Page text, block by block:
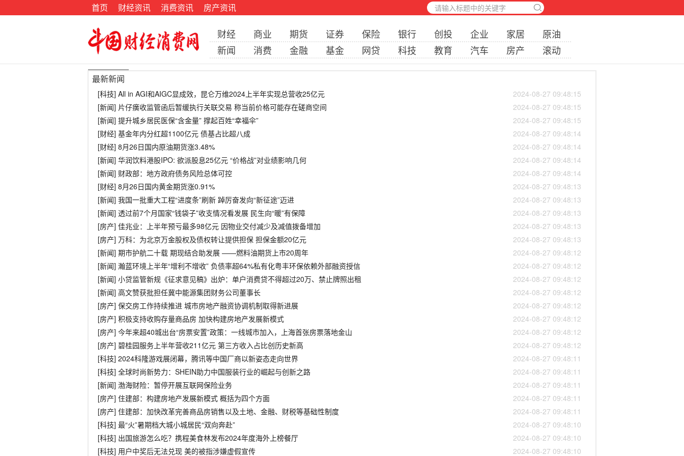
首页 财经资讯 消费资讯 房产资讯
财经 商业 期货 证券 保险 银行 创投 企业 家居
原油
新闻
消费 金融 基金 网贷 科技 教育 汽车 房产 滚动
最新新闻
[科技] All in AGI和AIGC显成效，昆仑万维2024上半年实现总营收25亿元
2024-08-27 09:48:15
[新闻] 片仔癀收监管函后暂缓执行关联交易 称当前价格可能存在磋商空间
2024-08-27 09:48:15
[新闻] 提升城乡居民医保“含金量” 撑起百姓“幸福伞”
2024-08-27 09:48:15
[财经] 基金年内分红超1100亿元 债基占比超八成
2024-08-27 09:48:14
[财经] 8月26日国内原油期货涨3.48%
2024-08-27 09:48:14
[新闻] 华润饮料港股IPO: 欲派股息25亿元 “价格战”对业绩影响几何
2024-08-27 09:48:14
[新闻] 财政部：地方政府债务风险总体可控
2024-08-27 09:48:14
[财经] 8月26日国内黄金期货涨0.91%
2024-08-27 09:48:13
[新闻] 我国一批重大工程“进度条”刷新 踔厉奋发向“新征途”迈进
2024-08-27 09:48:13
[新闻] 透过前7个月国家“钱袋子”收支情况看发展 民生向“暖”有保障
2024-08-27 09:48:13
[房产] 佳兆业：上半年预亏最多98亿元 因物业交付减少及减值拨备增加
2024-08-27 09:48:13
[房产] 万科：为北京万金股权及债权转让提供担保 担保金额20亿元
2024-08-27 09:48:13
[新闻] 期市护航二十载 期现结合助发展 ——燃料油期货上市20周年
2024-08-27 09:48:12
[新闻] 瀚蓝环境上半年“增利不增收” 负债率超64%私有化粤丰环保依赖外部融资授信
2024-08-27 09:48:12
[新闻] 小贷监管新规《征求意见稿》出炉：单户消费贷不得超过20万、禁止牌照出租
2024-08-27 09:48:12
[新闻] 高文赞获批担任冀中能源集团财务公司董事长
2024-08-27 09:48:12
[房产] 保交房工作持续推进 城市房地产融资协调机制取得新进展
2024-08-27 09:48:12
[房产] 积极支持收购存量商品房 加快构建房地产发展新模式
2024-08-27 09:48:12
[房产] 今年来超40城出台“房票安置”政策：一线城市加入，上海首张房票落地金山
2024-08-27 09:48:12
[房产] 碧桂园服务上半年营收211亿元 第三方收入占比创历史新高
2024-08-27 09:48:12
[科技] 2024科隆游戏展闭幕，腾讯等中国厂商以新姿态走向世界
2024-08-27 09:48:11
[科技] 全球时尚新势力：SHEIN助力中国服装行业的崛起与创新之路
2024-08-27 09:48:11
[新闻] 渤海财险：暂停开展互联网保险业务
2024-08-27 09:48:11
[房产] 住建部：构建房地产发展新模式 概括为四个方面
2024-08-27 09:48:11
[房产] 住建部：加快改革完善商品房销售以及土地、金融、财税等基础性制度
2024-08-27 09:48:11
[科技] 最“火”暑期档大城小城居民“双向奔赴”
2024-08-27 09:48:10
[科技] 出国旅游怎么吃？携程美食林发布2024年度海外上榜餐厅
2024-08-27 09:48:10
[科技] 用户中奖后无法兑现 美的被指涉嫌虚假宣传
2024-08-27 09:48:10